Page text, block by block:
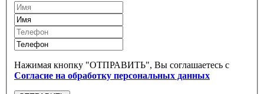
Нажимая кнопку "ОТПРАВИТЬ", Вы соглашаетесь с
Согласие на обработку персональных данных